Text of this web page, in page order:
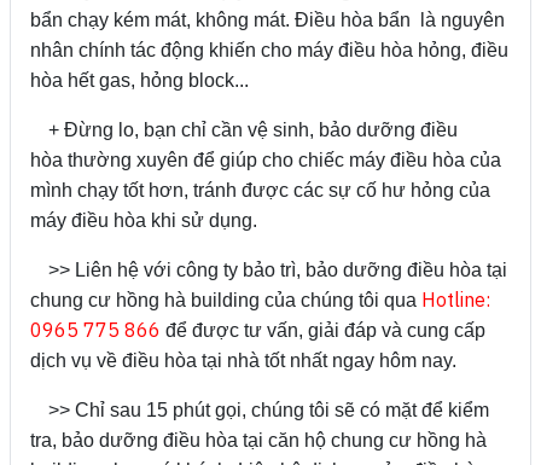
bẩn chạy kém mát, không mát. Điều hòa bẩn là nguyên
nhân chính tác động khiến cho máy điều hòa hỏng, điều
hòa hết gas, hỏng block...
+ Đừng lo, bạn chỉ cần vệ sinh, bảo dưỡng điều
hòa thường xuyên để giúp cho chiếc máy điều hòa của
mình chạy tốt hơn, tránh được các sự cố hư hỏng của
máy điều hòa khi sử dụng.
>> Liên hệ với công ty bảo trì, bảo dưỡng điều hòa tại
chung cư hồng hà building của chúng tôi qua Hotline:
0965 775 866 để được tư vấn, giải đáp và cung cấp
dịch vụ về điều hòa tại nhà tốt nhất ngay hôm nay.
>> Chỉ sau 15 phút gọi, chúng tôi sẽ có mặt để kiểm
tra, bảo dưỡng điều hòa tại căn hộ chung cư hồng hà